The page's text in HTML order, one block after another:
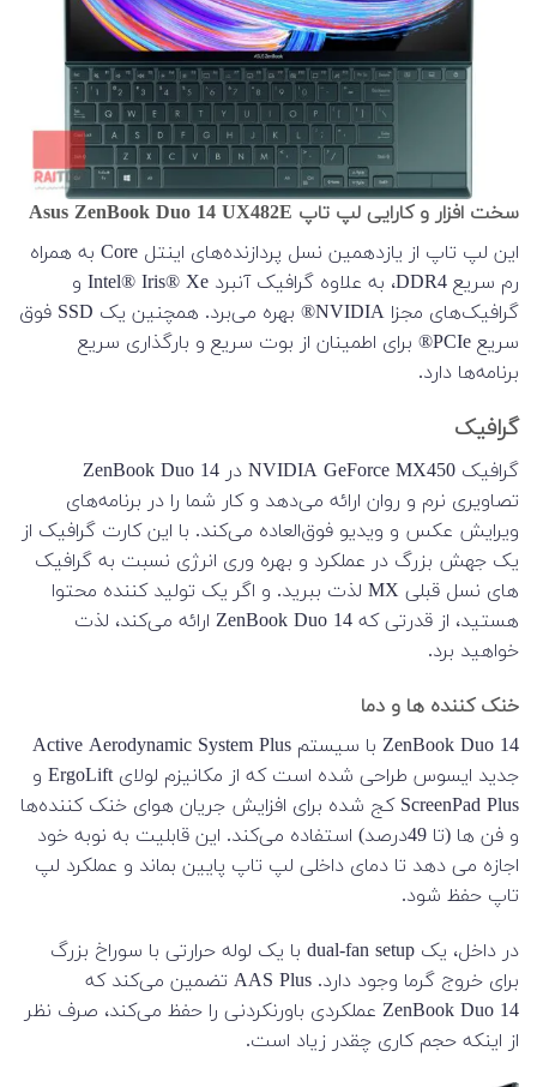
سخت افزار و کارایی لپ تاپ Asus ZenBook Duo 14 UX482E
این لپ تاپ از یازدهمین نسل پردازنده‌های اینتل Core به همراه
رم سریع DDR4، به علاوه گرافیک آنبرد Intel® Iris® Xe و
گرافیک‌های مجزا NVIDIA® بهره می‌برد. همچنین یک SSD فوق
سریع PCIe® برای اطمینان از بوت سریع و بارگذاری سریع
برنامه‌ها دارد.
گرافیک
گرافیک NVIDIA GeForce MX450 در ZenBook Duo 14
تصاویری نرم و روان ارائه می‌دهد و کار شما را در برنامه‌های
ویرایش عکس و ویدیو فوق‌العاده می‌کند. با این کارت گرافیک از
یک جهش بزرگ در عملکرد و بهره وری انرژی نسبت به گرافیک
های نسل قبلی MX لذت ببرید. و اگر یک تولید کننده محتوا
هستید، از قدرتی که ZenBook Duo 14 ارائه می‌کند، لذت
خواهید برد.
خنک کننده ها و دما
ZenBook Duo 14 با سیستم Active Aerodynamic System Plus
جدید ایسوس طراحی شده است که از مکانیزم لولای ErgoLift و
ScreenPad Plus کج شده برای افزایش جریان هوای خنک کننده‌ها
و فن ها (تا 49درصد) استفاده می‌کند. این قابلیت به نوبه خود
اجازه می دهد تا دمای داخلی لپ تاپ پایین بماند و عملکرد لپ
تاپ حفظ شود.
در داخل، یک dual-fan setup با یک لوله حرارتی با سوراخ بزرگ
برای خروج گرما وجود دارد. AAS Plus تضمین می‌کند که
ZenBook Duo 14 عملکردی باورنکردنی را حفظ می‌کند، صرف نظر
از اینکه حجم کاری چقدر زیاد است.